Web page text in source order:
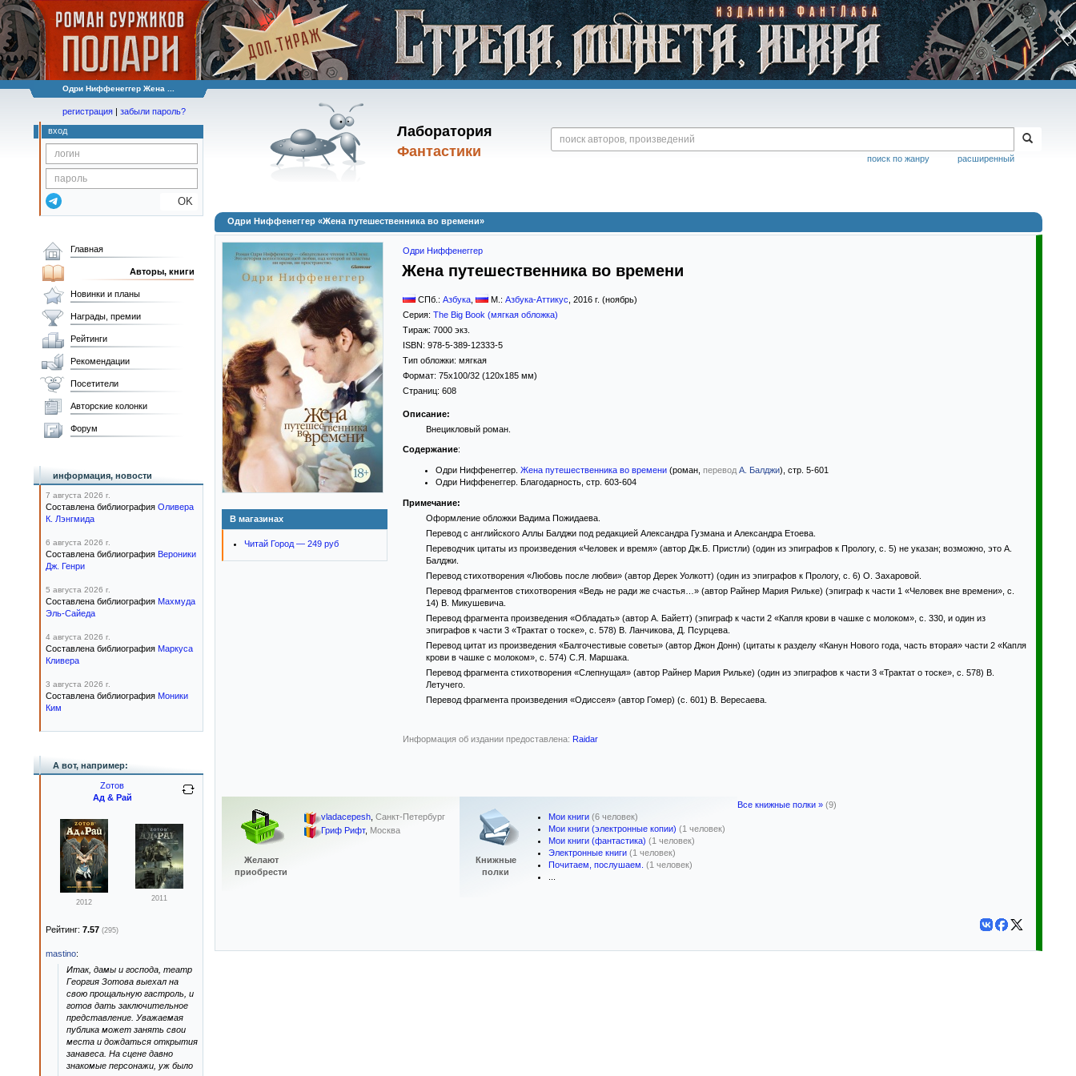
Одри Ниффенеггер Жена ...
Лаборатория
Фантастики
расширенный
поиск по жанру
регистрация | забыли пароль?
вход
OK
Одри Ниффенеггер «Жена путешественника во времени»
В магазинах
Читай Город — 249 руб
Одри Ниффенеггер
Жена путешественника во времени
СПб.: Азбука М.: Азбука-Аттикус 2016 г. (ноябрь)
Серия: The Big Book (мягкая обложка)
Тираж: 7000 экз.
ISBN: 978-5-389-12333-5
Тип обложки: мягкая
Формат: 75x100/32 (120x185 мм)
Страниц: 608
Описание:
Внецикловый роман.
Содержание:
Одри Ниффенеггер. Жена путешественника во времени (роман, перевод А. Балджи), стр. 5-601
Одри Ниффенеггер. Благодарность, стр. 603-604
Примечание:
Оформление обложки Вадима Пожидаева.
Перевод с английского Аллы Балджи под редакцией Александра Гузмана и Александра Етоева.
Переводчик цитаты из произведения «Человек и время» (автор Дж.Б. Пристли) (один из эпиграфов к Прологу, с. 5) не указан; возможно, это А.
Балджи.
Перевод стихотворения «Любовь после любви» (автор Дерек Уолкотт) (один из эпиграфов к Прологу, с. 6) О. Захаровой.
Перевод фрагментов стихотворения «Ведь не ради же счастья…» (автор Райнер Мария Рильке) (эпиграф к части 1 «Человек вне времени», с.
14) В. Микушевича.
Перевод фрагмента произведения «Обладать» (автор А. Байетт) (эпиграф к части 2 «Капля крови в чашке с молоком», с. 330, и один из
эпиграфов к части 3 «Трактат о тоске», с. 578) В. Ланчикова, Д. Псурцева.
Перевод цитат из произведения «Балгочестивые советы» (автор Джон Донн) (цитаты к разделу «Канун Нового года, часть вторая» части 2 «Капля
крови в чашке с молоком», с. 574) С.Я. Маршака.
Перевод фрагмента стихотворения «Слепнущая» (автор Райнер Мария Рильке) (один из эпиграфов к части 3 «Трактат о тоске», с. 578) В.
Летучего.
Перевод фрагмента произведения «Одиссея» (автор Гомер) (с. 601) В. Вересаева.
Информация об издании предоставлена: Raidar
Желают
приобрести
vladacepesh, Санкт-Петербург
Гриф Рифт, Москва
Книжные
полки
Мои книги (6 человек)
Мои книги (электронные копии) (1 человек)
Мои книги (фантастика) (1 человек)
Электронные книги (1 человек)
Почитаем, послушаем. (1 человек)
Все книжные полки » (9)
Главная
Авторы, книги
Новинки и планы
Награды, премии
Рейтинги
Рекомендации
Посетители
Авторские колонки
Форум
информация, новости
7 августа 2026 г.
Составлена библиография Оливера
К. Лэнгмида
6 августа 2026 г.
Составлена библиография Вероники
Дж. Генри
5 августа 2026 г.
Составлена библиография Махмуда
Эль-Сайеда
4 августа 2026 г.
Составлена библиография Маркуса
Кливера
3 августа 2026 г.
Составлена библиография Моники
Ким
А вот, например:
Zотов
Ад & Рай
2012 2011
Рейтинг: 7.57 (295)
mastino:
Итак, дамы и господа, театр
Георгия Зотова выехал на
свою прощальную гастроль, и
готов дать заключительное
представление. Уважаемая
публика может занять свои
места и дождаться открытия
занавеса. На сцене давно
знакомые персонажи, уж было